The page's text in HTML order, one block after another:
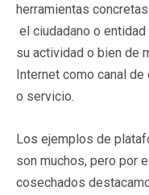
herramientas
el ciudadano o
su actividad o bien de
Internet como canal
o servicio.
Los ejemplos de
son muchos, pero por
cosechados